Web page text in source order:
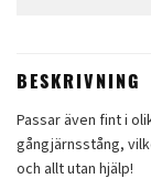
BESKRIVNING
Passar även fint i
gångjärnsstång,
och allt utan hjälp!